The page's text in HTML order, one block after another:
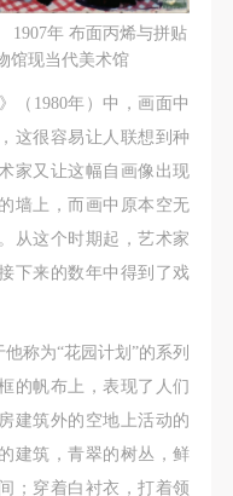
1907年 布面丙烯与拼贴
馆现当代美术馆
（1980年）中，画面中
这很容易让人联想到种
家又让这幅自画像出现
墙上，而画中原本空无
从这个时期起，艺术家
下来的数年中得到了戏
称为“花园计划”的系列
的帆布上，表现了人们
建筑外的空地上活动的
建筑，青翠的树丛，鲜
；穿着白衬衣，打着领
档，纸质档—式二
议的全部义务，未
权利。凡参加这次
通，取得家属同
参加者签名/勾选
。
档，纸质档—式二
议的全部义务，未
权利。凡参加这次
通，取得家属同
参加者签名/勾选
。
档，纸质档—式二
议的全部义务，未
权利。凡参加这次
通，取得家属同
参加者签名/勾选
。